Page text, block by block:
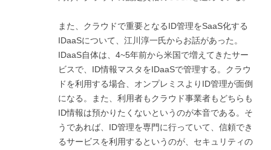
また、クラウドで重要となるID管理をSaaS化する
IDaaSについて、江川淳一氏からお話があった。
IDaaS自体は、4~5年前から米国で増えてきたサー
ビスで、ID情報マスタをIDaaSで管理する。クラウ
ドを利用する場合、オンプレミスよりID管理が面倒
になる。また、利用者もクラウド事業者もどちらも
ID情報は預かりたくないというのが本音である。そ
うであれば、ID管理を専門に行っていて、信頼でき
るサービスを利用するというのが、セキュリティの